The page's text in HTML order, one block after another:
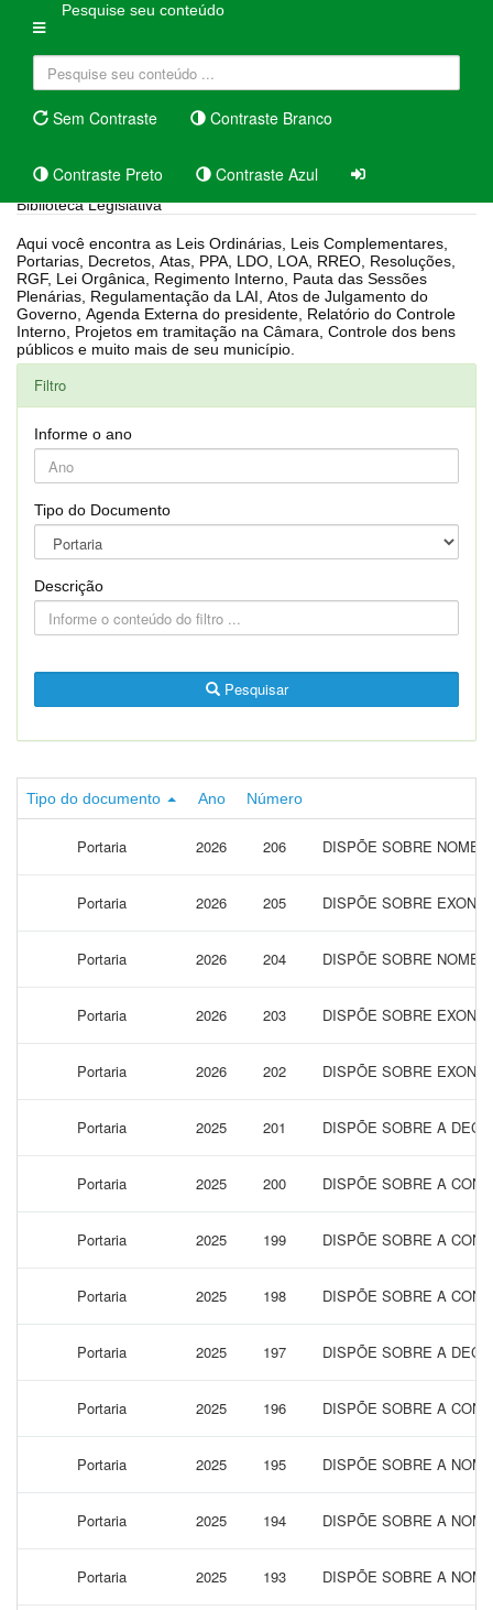
Pesquise seu conteúdo
Sem Contraste Contraste Branco
Contraste Preto Contraste Azul
Biblioteca Legislativa
Aqui você encontra as Leis Ordinárias, Leis Complementares,
Portarias, Decretos, Atas, PPA, LDO, LOA, RREO, Resoluções,
RGF, Lei Orgânica, Regimento Interno, Pauta das Sessões
Plenárias, Regulamentação da LAI, Atos de Julgamento do
Governo, Agenda Externa do presidente, Relatório do Controle
Interno, Projetos em tramitação na Câmara, Controle dos bens
públicos e muito mais de seu município.
Filtro
Informe o ano
Tipo do Documento
Descrição
Pesquisar
Tipo do documento Ano Número
Portaria 2026 206 DISPÕE SOBRE
Portaria 2026 205 DISPÕE SOBRE
Portaria 2026 204 DISPÕE SOBRE
Portaria 2026 203 DISPÕE SOBRE
Portaria 2026 202 DISPÕE SOBRE
Portaria 2025 201 DISPÕE SOBRE A
Portaria 2025 200 DISPÕE SOBRE A
Portaria 2025 199 DISPÕE SOBRE A
Portaria 2025 198 DISPÕE SOBRE A
Portaria 2025 197 DISPÕE SOBRE A
Portaria 2025 196 DISPÕE SOBRE A
Portaria 2025 195 DISPÕE SOBRE A
Portaria 2025 194 DISPÕE SOBRE A
Portaria 2025 193 DISPÕE SOBRE A